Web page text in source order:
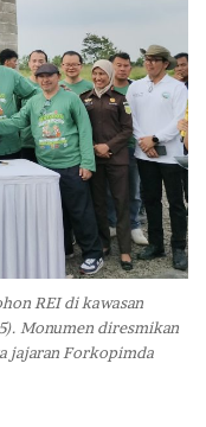
REI di kawasan
Monumen diresmikan
jajaran Forkopimda